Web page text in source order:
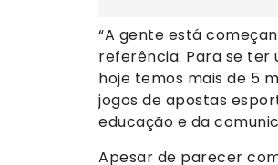
“A gente está
referência. Para se ter
hoje temos mais de 5
jogos de apostas
educação e da
Apesar de parecer